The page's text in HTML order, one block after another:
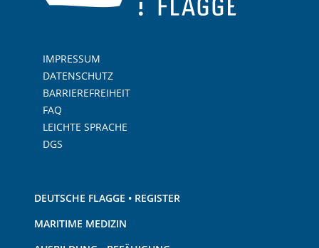
IMPRESSUM
DATENSCHUTZ
BARRIEREFREIHEIT
FAQ
LEICHTE SPRACHE
DGS
DEUTSCHE FLAGGE • REGISTER
MARITIME MEDIZIN